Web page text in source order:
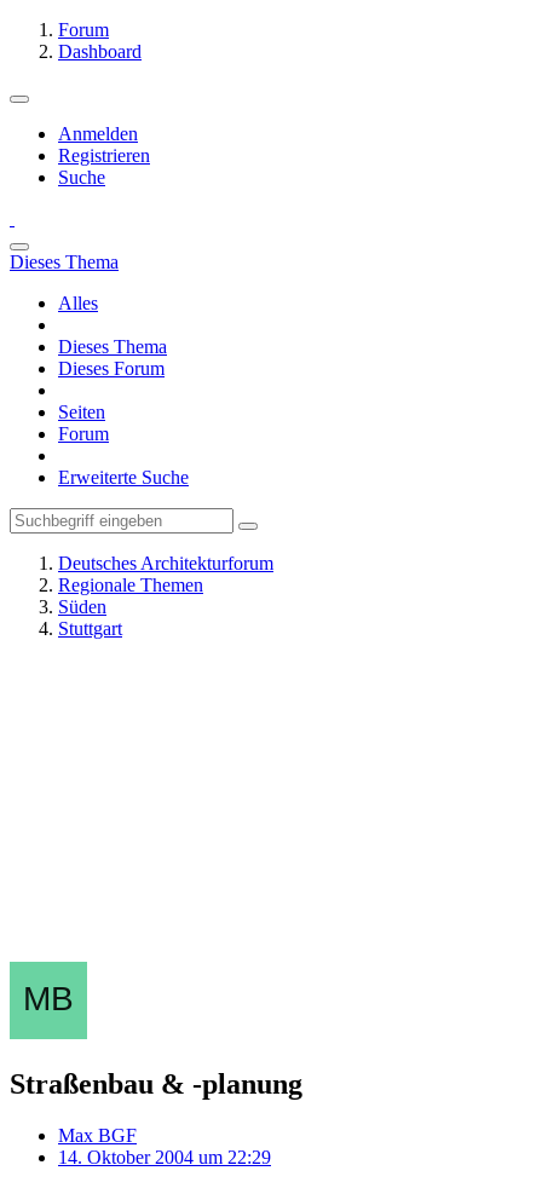
Forum
Dashboard
Anmelden
Registrieren
Suche
Dieses Thema
Alles
Dieses Thema
Dieses Forum
Seiten
Forum
Erweiterte Suche
Deutsches Architekturforum
Regionale Themen
Süden
Stuttgart
Straßenbau & -planung
Max BGF
14. Oktober 2004 um 22:29